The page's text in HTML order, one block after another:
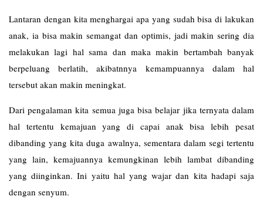
Lantaran dengan kita menghargai apa yang sudah bisa di lakukan
anak, ia bisa makin semangat dan optimis, jadi makin sering dia
melakukan lagi hal sama dan maka makin bertambah banyak
berpeluang berlatih, akibatnnya kemampuannya dalam hal
tersebut akan makin meningkat.
Dari pengalaman kita semua juga bisa belajar jika ternyata dalam
hal tertentu kemajuan yang di capai anak bisa lebih pesat
dibanding yang kita duga awalnya, sementara dalam segi tertentu
yang lain, kemajuannya kemungkinan lebih lambat dibanding
yang diinginkan. Ini yaitu hal yang wajar dan kita hadapi saja
dengan senyum.